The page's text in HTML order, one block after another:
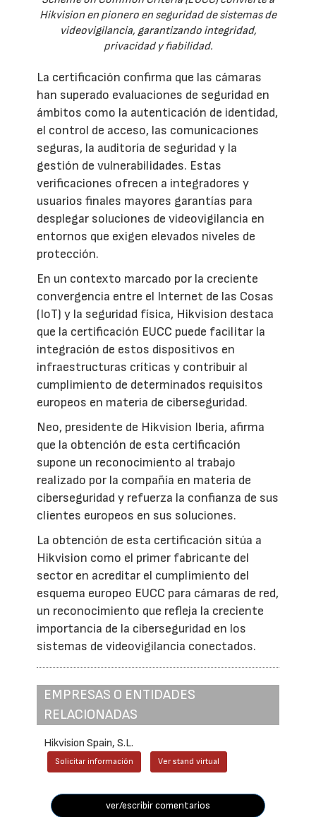
Hikvision en pionero en seguridad de sistemas de
videovigilancia, garantizando integridad,
privacidad y fiabilidad.
La certificación confirma que las cámaras
han superado evaluaciones de seguridad en
ámbitos como la autenticación de identidad,
el control de acceso, las comunicaciones
seguras, la auditoría de seguridad y la
gestión de vulnerabilidades. Estas
verificaciones ofrecen a integradores y
usuarios finales mayores garantías para
desplegar soluciones de videovigilancia en
entornos que exigen elevados niveles de
protección.
En un contexto marcado por la creciente
convergencia entre el Internet de las Cosas
(IoT) y la seguridad física, Hikvision destaca
que la certificación EUCC puede facilitar la
integración de estos dispositivos en
infraestructuras críticas y contribuir al
cumplimiento de determinados requisitos
europeos en materia de ciberseguridad.
Neo, presidente de Hikvision Iberia, afirma
que la obtención de esta certificación
supone un reconocimiento al trabajo
realizado por la compañía en materia de
ciberseguridad y refuerza la confianza de sus
clientes europeos en sus soluciones.
La obtención de esta certificación sitúa a
Hikvision como el primer fabricante del
sector en acreditar el cumplimiento del
esquema europeo EUCC para cámaras de red,
un reconocimiento que refleja la creciente
importancia de la ciberseguridad en los
sistemas de videovigilancia conectados.
EMPRESAS O ENTIDADES
RELACIONADAS
Hikvision Spain, S.L.
Solicitar información Ver stand virtual
ver/escribir comentarios